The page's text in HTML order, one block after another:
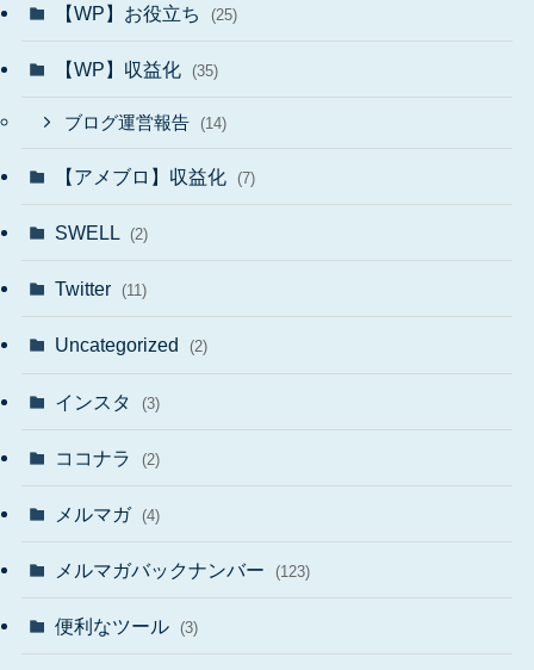
【WP】お役立ち (25)
【WP】収益化 (35)
ブログ運営報告 (14)
【アメブロ】収益化 (7)
SWELL (2)
Twitter (11)
Uncategorized (2)
インスタ (3)
ココナラ (2)
メルマガ (4)
メルマガバックナンバー (123)
便利なツール (3)